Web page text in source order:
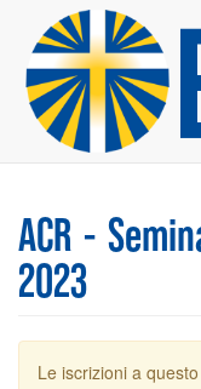
contenuto
principale
ACR -
2023
Messaggio
Le iscrizioni a